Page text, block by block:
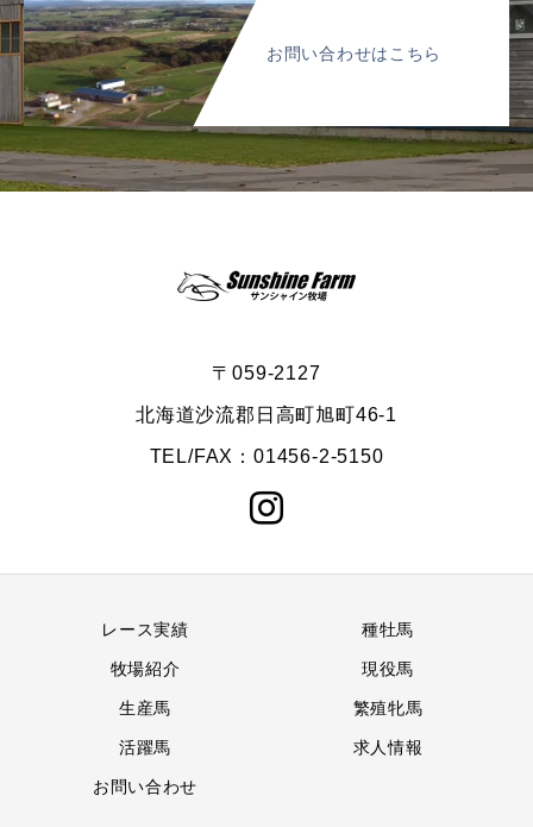
お問い合わせはこちら
〒059-2127
北海道沙流郡日高町旭町46-1
TEL/FAX：01456-2-5150
レース実績 種牡馬
牧場紹介 現役馬
生産馬 繁殖牝馬
活躍馬 求人情報
お問い合わせ